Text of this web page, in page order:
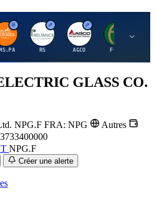
H R
RS
A
AGCO FCFS
GLASS CO.
NPG.F FRA: NPG
Autres
NPG.F
Créer une alerte